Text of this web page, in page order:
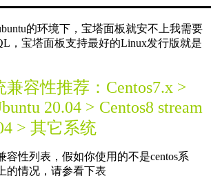
的环境下，宝塔面板就安不上我需要
，宝塔面板支持最好的Linux发行版就是
容性推荐：Centos7.x >
20.04 > Centos8 stream
> 其它系统
容性列表，假如你使用的不是centos系
的情况，请参看下表